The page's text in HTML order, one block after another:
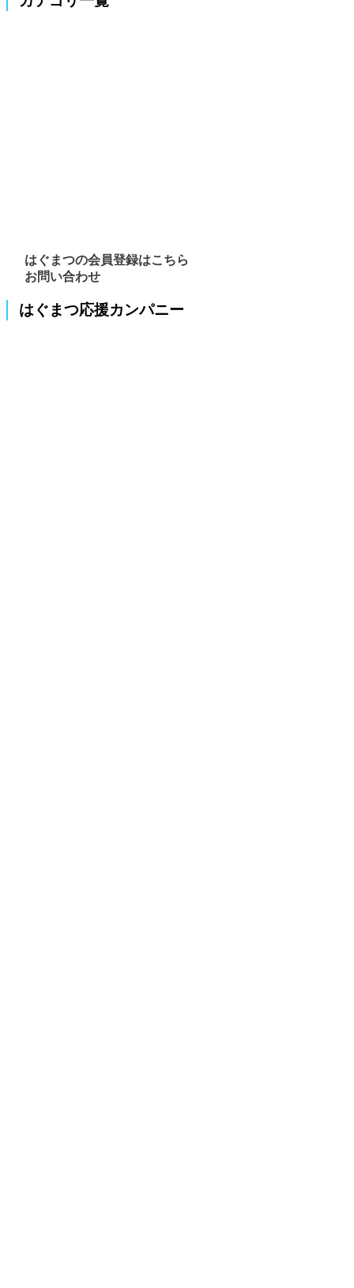
はぐまつの会員登録はこちら
お問い合わせ
はぐまつ応援カンパニー